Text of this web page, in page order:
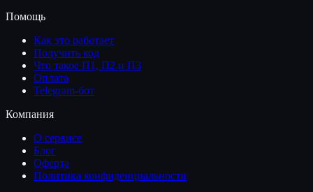
Помощь
Как это работает
Получить код
Что такое П1, П2 и П3
Оплата
Telegram-бот
Компания
О сервисе
Блог
Оферта
Политика конфиденциальности